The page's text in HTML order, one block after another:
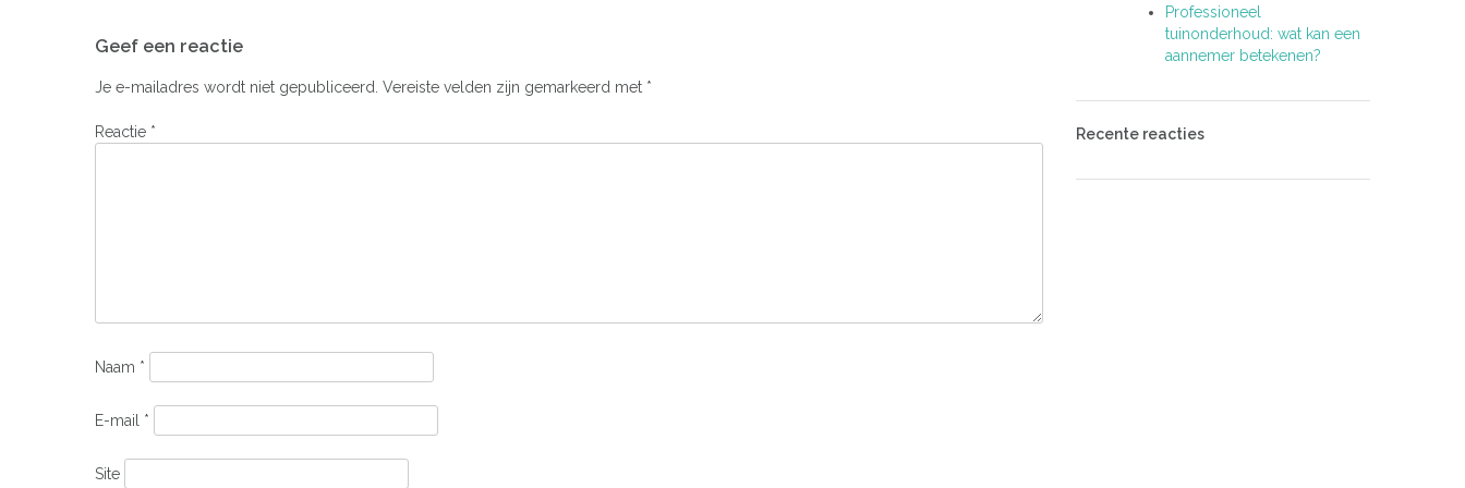
navigatie
Geef een reactie
Je e-mailadres wordt niet gepubliceerd. Vereiste velden zijn gemarkeerd met *
Reactie *
Naam *
E-mail *
Site
Professioneel
tuinonderhoud: wat kan een
aannemer betekenen?
Recente reacties